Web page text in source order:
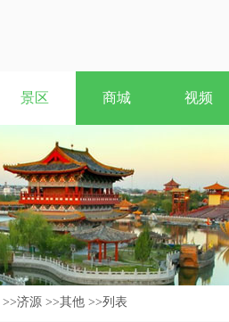
景区 商城 视频
>>济源 >>其他 >>列表